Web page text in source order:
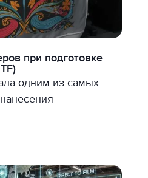
при подготовке
одним из самых